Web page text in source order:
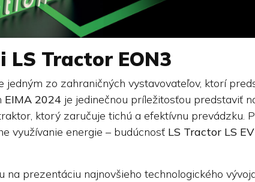
LS Tractor EON3
jedným zo zahraničných vystavovateľov, ktorí
EIMA 2024 je jedinečnou príležitosťou predstaviť
ktorý zaručuje tichú a efektívnu prevádzku.
využívanie energie – budúcnosť LS Tractor LS EV
prezentáciu najnovšieho technologického